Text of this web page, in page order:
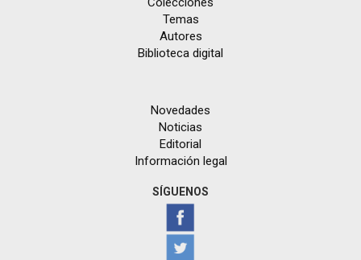
Temas
Autores
Biblioteca digital
Novedades
Noticias
Editorial
Información legal
SÍGUENOS